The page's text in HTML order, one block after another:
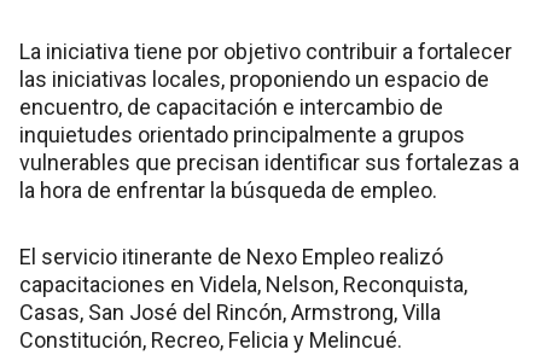
La iniciativa tiene por objetivo contribuir a fortalecer
las iniciativas locales, proponiendo un espacio de
encuentro, de capacitación e intercambio de
inquietudes orientado principalmente a grupos
vulnerables que precisan identificar sus fortalezas a
la hora de enfrentar la búsqueda de empleo.
El servicio itinerante de Nexo Empleo realizó
capacitaciones en Videla, Nelson, Reconquista,
Casas, San José del Rincón, Armstrong, Villa
Constitución, Recreo, Felicia y Melincué.